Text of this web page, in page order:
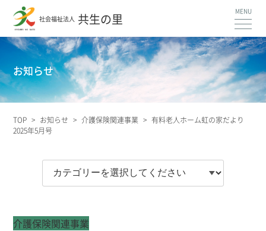
社会福祉法人 共生の里
お知らせ
TOP > お知らせ > 介護保険関連事業 > 有料老人ホーム虹の家だより
2025年5月号
介護保険関連事業